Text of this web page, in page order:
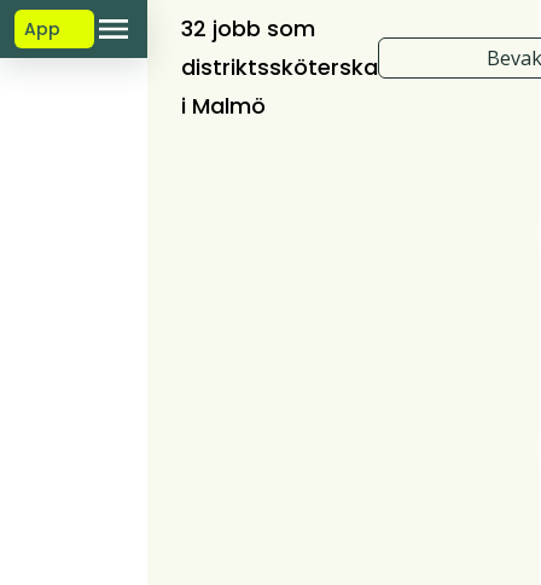
App
32 jobb som
distriktssköterska
i Malmö